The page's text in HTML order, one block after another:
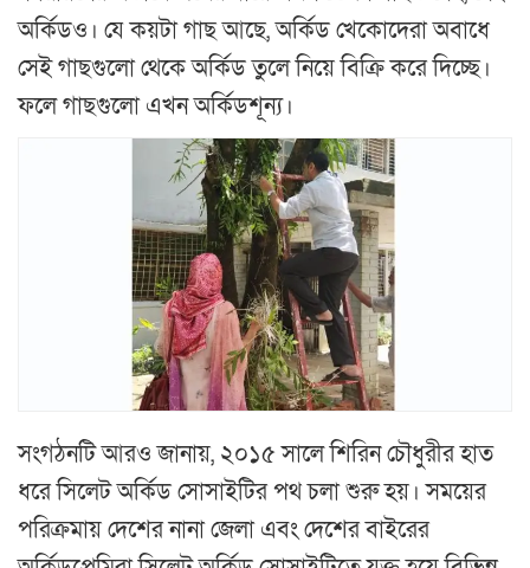
অর্কিডও। যে কয়টা গাছ আছে, অর্কিড খেকোদেরা অবাধে
সেই গাছগুলো থেকে অর্কিড তুলে নিয়ে বিক্রি করে দিচ্ছে।
ফলে গাছগুলো এখন অর্কিডশূন্য।
সংগঠনটি আরও জানায়, ২০১৫ সালে শিরিন চৌধুরীর হাত
ধরে সিলেট অর্কিড সোসাইটির পথ চলা শুরু হয়। সময়ের
পরিক্রমায় দেশের নানা জেলা এবং দেশের বাইরের